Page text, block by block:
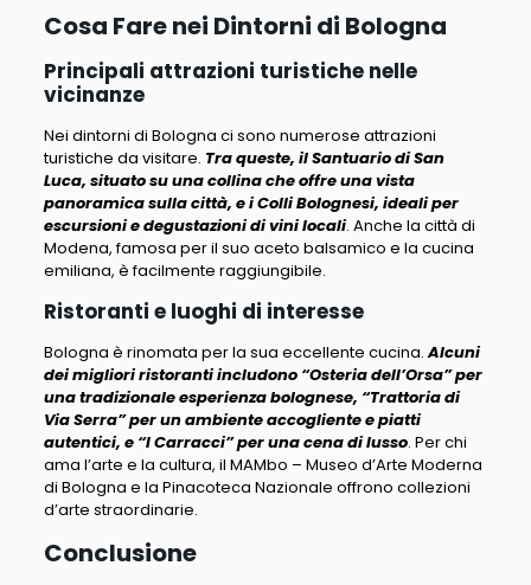
Cosa Fare nei Dintorni di Bologna
Principali attrazioni turistiche nelle
vicinanze
Nei dintorni di Bologna ci sono numerose attrazioni
turistiche da visitare. Tra queste, il Santuario di San
Luca, situato su una collina che offre una vista
panoramica sulla città, e i Colli Bolognesi, ideali per
escursioni e degustazioni di vini locali. Anche la città di
Modena, famosa per il suo aceto balsamico e la cucina
emiliana, è facilmente raggiungibile.
Ristoranti e luoghi di interesse
Bologna è rinomata per la sua eccellente cucina.Alcuni
dei migliori ristoranti includono “Osteria dell’Orsa” per
una tradizionale esperienza bolognese, “Trattoria di
Via Serra” per un ambiente accogliente e piatti
autentici, e “I Carracci” per una cena di lusso. Per chi
ama l’arte e la cultura, il MAMbo – Museo d’Arte Moderna
di Bologna e la Pinacoteca Nazionale offrono collezioni
d’arte straordinarie.
Conclusione